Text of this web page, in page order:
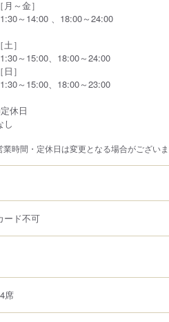
［月～金］
～14:00 、18:00～24:00
［土］
～15:00、18:00～24:00
［日］
～15:00、18:00～23:00
休日
し
業時間・定休日は変更となる場合がござい
ード不可
席